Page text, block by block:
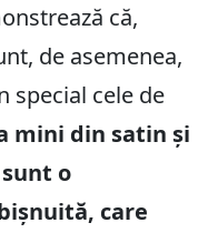
că,
de asemenea,
special cele de
mini din satin și
o
care